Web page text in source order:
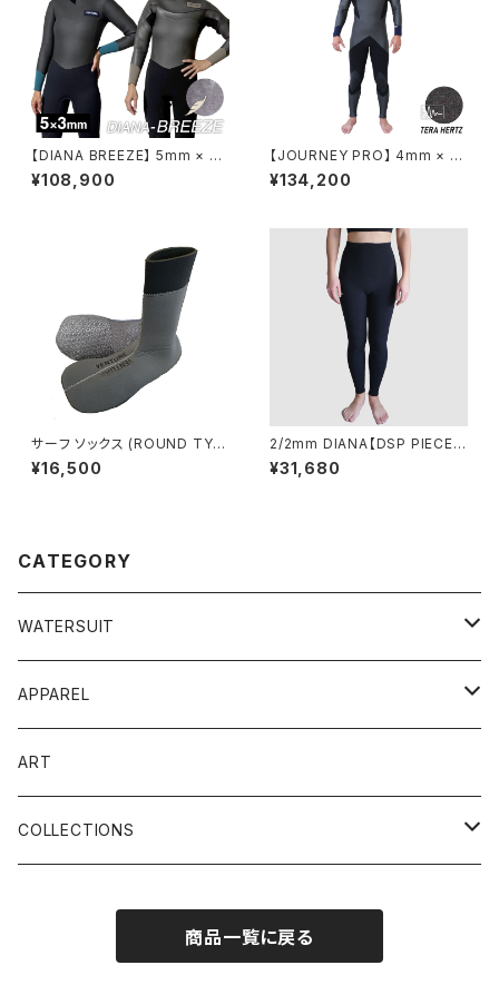
【DIANA BREEZE】 5mm × 3
mm ロングチェストジップ バッ
クジップ セミドライ レディース
¥108,900
【JOURNEY PRO】 4mm × 3
mm ロングチェストジップ セミ
ドライ メンズ レディース ウェッ
¥134,200
サーフ ソックス (ROUND TYP
¥16,500
2/2mm DIANA【DSP PIECE】
NEO LEGGINGS/ ネオ レギン
ス VSS26170DS
¥31,680
CATEGORY
WATERSUIT
WETSUIT
スラントジップ
チェストジップ
IMPACT VEST
WOMENS COLLECTION
ACCESSORIES
APPAREL
TEE
ACCESSORIES
ART
COLLECTIONS
商品一覧に戻る